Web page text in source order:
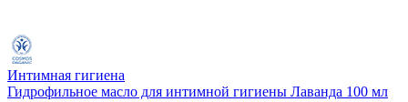
Интимная гигиена
Гидрофильное масло для интимной гигиены Лаванда 100 мл